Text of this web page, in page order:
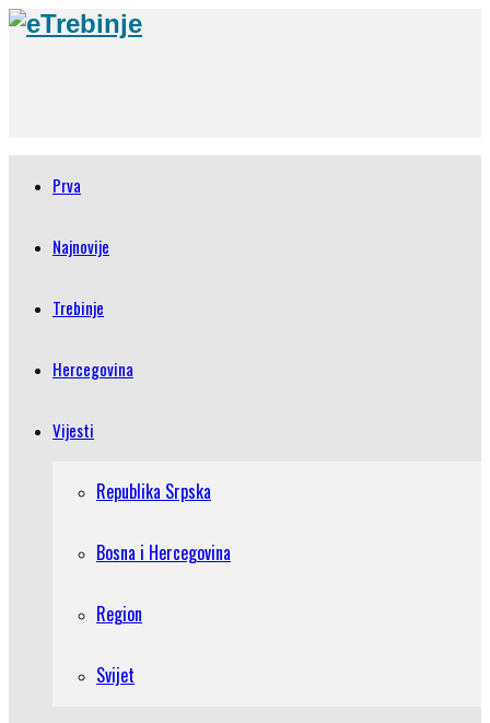
Prva
Najnovije
Trebinje
Hercegovina
Vijesti
Republika Srpska
Bosna i Hercegovina
Region
Svijet